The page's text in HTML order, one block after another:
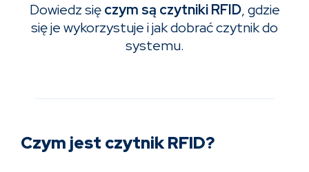
Dowiedz sięczym są czytniki RFID, gdzie
się je wykorzystuje i jak dobrać czytnik do
systemu.
Czym jest czytnik RFID?